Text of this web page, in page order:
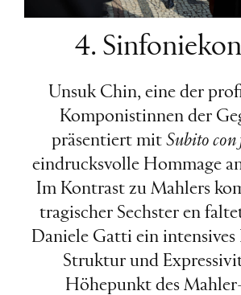
4.
Unsuk Chin, eine der
Komponistinnen der
präsentiert mit Subito con
eindrucksvolle Hommage
Im Kontrast zu Mahlers
tragischer Sechster en
Daniele Gatti ein intensives
Struktur und
Höhepunkt des